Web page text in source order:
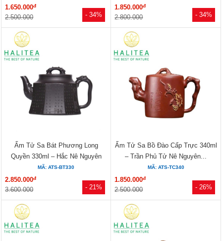
- 34%
1.650.000đ
2.500.000 - 34%
1.850.000đ
2.800.000
- 21%
Ấm Tử Sa Bát Phương Long
Quyền 330ml – Hắc Nê Nguyên
Khoáng...
MÃ: ATS-BT330
2.850.000đ
3.600.000 - 26%
Ấm Tử Sa Bồ Đào Cấp Trực 340ml
– Trần Phủ Tử Nê Nguyên...
MÃ: ATS-TC340
1.850.000đ
2.500.000